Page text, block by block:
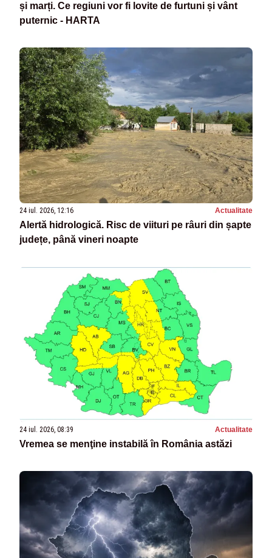
și marți. Ce regiuni vor fi lovite de furtuni și vânt
puternic - HARTA
24 iul. 2026, 12:16 Actualitate
Alertă hidrologică. Risc de viituri pe râuri din șapte
județe, până vineri noapte
24 iul. 2026, 08:39 Actualitate
Vremea se menţine instabilă în România astăzi